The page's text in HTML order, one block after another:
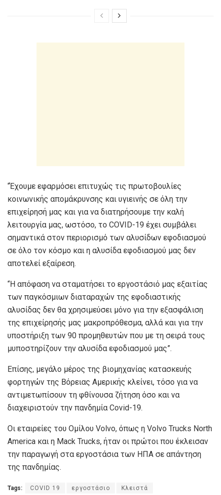
“Έχουμε εφαρμόσει επιτυχώς τις πρωτοβουλίες
κοινωνικής απομάκρυνσης και υγιεινής σε όλη την
επιχείρησή μας και για να διατηρήσουμε την καλή
λειτουργία μας, ωστόσο, το COVID-19 έχει συμβάλει
σημαντικά στον περιορισμό των αλυσίδων εφοδιασμού
σε όλο τον κόσμο και η αλυσίδα εφοδιασμού μας δεν
αποτελεί εξαίρεση.
“Η απόφαση να σταματήσει το εργοστάσιό μας εξαιτίας
των παγκόσμιων διαταραχών της εφοδιαστικής
αλυσίδας δεν θα χρησιμεύσει μόνο για την εξασφάλιση
της επιχείρησής μας μακροπρόθεσμα, αλλά και για την
υποστήριξη των 90 προμηθευτών που με τη σειρά τους
μυποστηρίζουν την αλυσίδα εφοδιασμού μας”.
Επίσης, μεγάλο μέρος της βιομηχανίας κατασκευής
φορτηγών της Βόρειας Αμερικής κλείνει, τόσο για να
αντιμετωπίσουν τη φθίνουσα ζήτηση όσο και να
διαχειριστούν την πανδημία Covid-19.
Οι εταιρείες του Ομίλου Volvo, όπως η Volvo Trucks North
America και η Mack Trucks, ήταν οι πρώτοι που έκλεισαν
την παραγωγή στα εργοστάσια των ΗΠΑ σε απάντηση
της πανδημίας.
Tags: COVID 19 εργοστάσιο Κλειστά